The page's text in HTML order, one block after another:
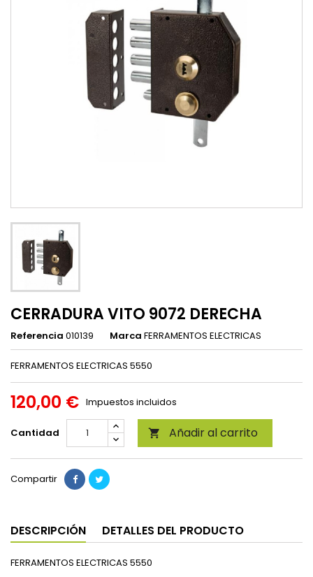
CERRADURA VITO 9072 DERECHA
Referencia 010139 Marca FERRAMENTOS ELECTRICAS
FERRAMENTOS ELECTRICAS 5550
120,00 € Impuestos incluidos
Cantidad  Añadir al carrito
Compartir
DESCRIPCIÓN DETALLES DEL PRODUCTO
FERRAMENTOS ELECTRICAS 5550